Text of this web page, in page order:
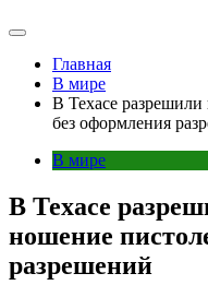
Главная
В мире
В Техасе разрешили
без оформления
В мире
В Техасе
ношение
разрешений